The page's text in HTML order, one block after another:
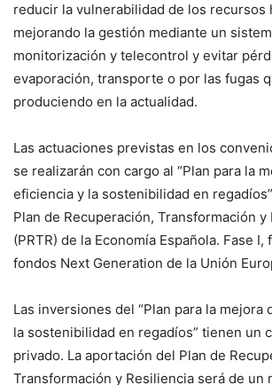
reducir la vulnerabilidad de los recursos
mejorando la gestión mediante un
monitorización y telecontrol y evitar
evaporación, transporte o por las fugas
produciendo en la actualidad.
Las actuaciones previstas en los
se realizarán con cargo al “Plan para la
eficiencia y la sostenibilidad en
Plan de Recuperación, Transformación y
(PRTR) de la Economía Española. Fase I,
fondos Next Generation de la Unión
Las inversiones del “Plan para la mejora
la sostenibilidad en regadíos” tienen un
privado. La aportación del Plan de
Transformación y Resiliencia será de un